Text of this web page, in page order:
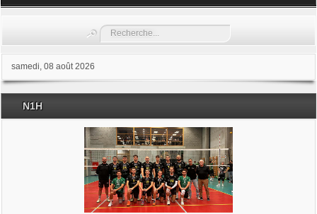
Les samedis du sport
Les stages
Documents
Rechercher
samedi, 08 août 2026
N1H